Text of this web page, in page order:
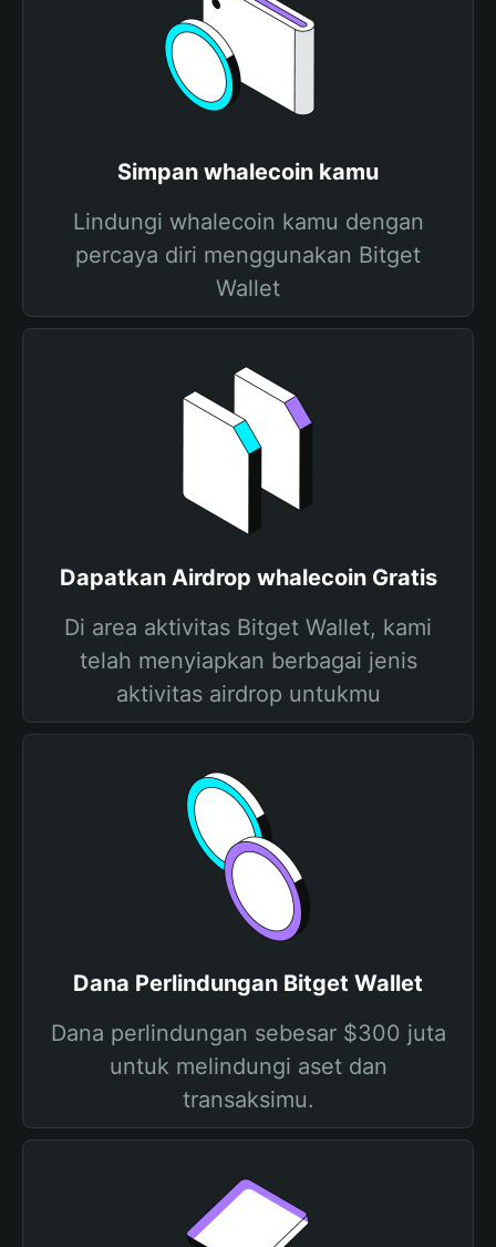
Simpan whalecoin kamu
Lindungi whalecoin kamu dengan
percaya diri menggunakan Bitget
Wallet
Dapatkan Airdrop whalecoin Gratis
Di area aktivitas Bitget Wallet, kami
telah menyiapkan berbagai jenis
aktivitas airdrop untukmu
Dana Perlindungan Bitget Wallet
Dana perlindungan sebesar $300 juta
untuk melindungi aset dan
transaksimu.